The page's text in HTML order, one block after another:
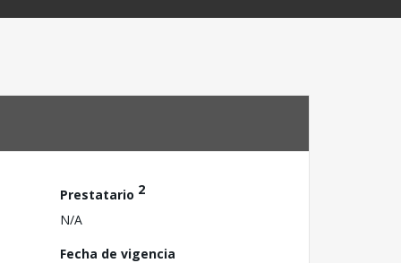
Prestatario 2
N/A
Fecha de vigencia